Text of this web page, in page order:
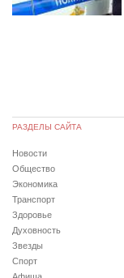
РАЗДЕЛЫ САЙТА
Новости
Общество
Экономика
Транспорт
Здоровье
Духовность
Звезды
Спорт